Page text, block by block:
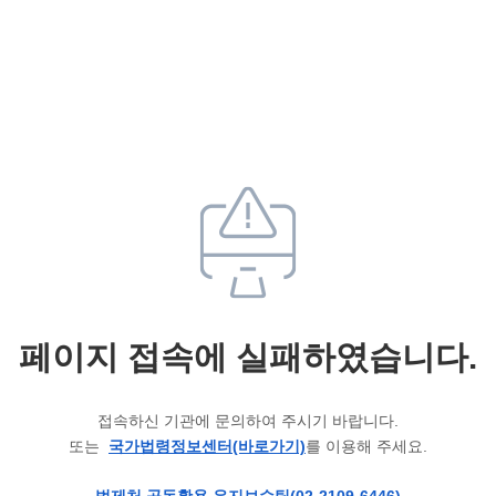
페이지 접속에 실패하였습니다.
접속하신 기관에 문의하여 주시기 바랍니다.
또는 국가법령정보센터(바로가기)를 이용해 주세요.